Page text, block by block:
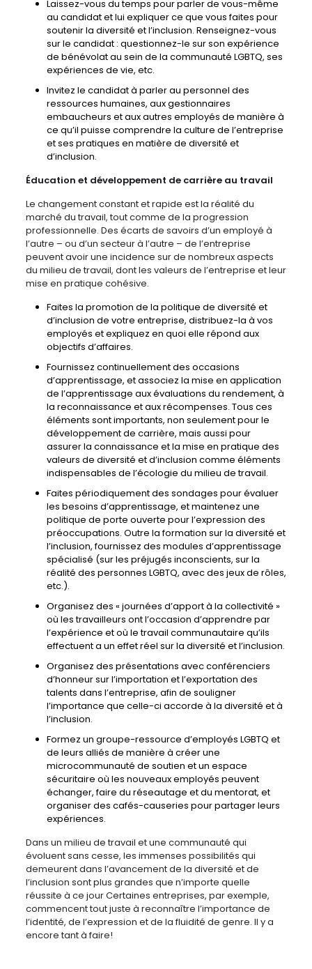
Laissez-vous du temps pour parler de vous-même
au candidat et lui expliquer ce que vous faites pour
soutenir la diversité et l’inclusion. Renseignez-vous
sur le candidat : questionnez-le sur son expérience
de bénévolat au sein de la communauté LGBTQ, ses
expériences de vie, etc.
Invitez le candidat à parler au personnel des
ressources humaines, aux gestionnaires
embaucheurs et aux autres employés de manière à
ce qu’il puisse comprendre la culture de l’entreprise
et ses pratiques en matière de diversité et
d’inclusion.
Éducation et développement de carrière au travail
Le changement constant et rapide est la réalité du
marché du travail, tout comme de la progression
professionnelle. Des écarts de savoirs d’un employé à
l’autre – ou d’un secteur à l’autre – de l’entreprise
peuvent avoir une incidence sur de nombreux aspects
du milieu de travail, dont les valeurs de l’entreprise et leur
mise en pratique cohésive.
Faites la promotion de la politique de diversité et
d’inclusion de votre entreprise, distribuez-la à vos
employés et expliquez en quoi elle répond aux
objectifs d’affaires.
Fournissez continuellement des occasions
d’apprentissage, et associez la mise en application
de l’apprentissage aux évaluations du rendement, à
la reconnaissance et aux récompenses. Tous ces
éléments sont importants, non seulement pour le
développement de carrière, mais aussi pour
assurer la connaissance et la mise en pratique des
valeurs de diversité et d’inclusion comme éléments
indispensables de l’écologie du milieu de travail.
Faites périodiquement des sondages pour évaluer
les besoins d’apprentissage, et maintenez une
politique de porte ouverte pour l’expression des
préoccupations. Outre la formation sur la diversité et
l’inclusion, fournissez des modules d’apprentissage
spécialisé (sur les préjugés inconscients, sur la
réalité des personnes LGBTQ, avec des jeux de rôles,
etc.).
Organisez des « journées d’apport à la collectivité »
où les travailleurs ont l’occasion d’apprendre par
l’expérience et où le travail communautaire qu’ils
effectuent a un effet réel sur la diversité et l’inclusion.
Organisez des présentations avec conférenciers
d’honneur sur l’importation et l’exportation des
talents dans l’entreprise, afin de souligner
l’importance que celle-ci accorde à la diversité et à
l’inclusion.
Formez un groupe-ressource d’employés LGBTQ et
de leurs alliés de manière à créer une
microcommunauté de soutien et un espace
sécuritaire où les nouveaux employés peuvent
échanger, faire du réseautage et du mentorat, et
organiser des cafés-causeries pour partager leurs
expériences.
Dans un milieu de travail et une communauté qui
évoluent sans cesse, les immenses possibilités qui
demeurent dans l’avancement de la diversité et de
l’inclusion sont plus grandes que n’importe quelle
réussite à ce jour Certaines entreprises, par exemple,
commencent tout juste à reconnaître l’importance de
l’identité, de l’expression et de la fluidité de genre. Il y a
encore tant à faire!